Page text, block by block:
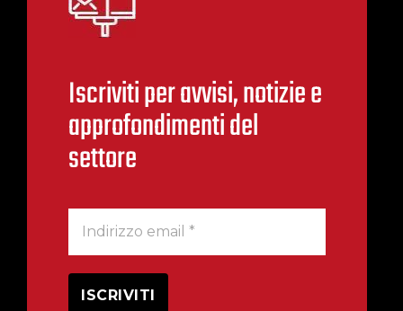
Iscriviti per avvisi, notizie e
approfondimenti del
settore